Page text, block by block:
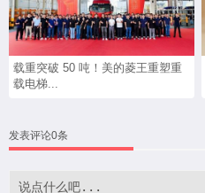
载重突破 50 吨！美的菱王重塑重
载电梯...
发表评论0条